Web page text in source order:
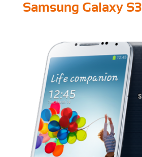
Samsung Galaxy S3